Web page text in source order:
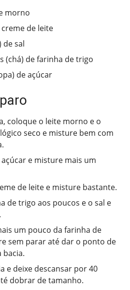
morno
de leite
de sal
(chá) de farinha de trigo
de açúcar
coloque o leite morno e o
seco e misture bem com
e misture mais um
de leite e misture bastante.
de trigo aos poucos e o sal e
um pouco da farinha de
sem parar até dar o ponto de
bacia.
e deixe descansar por 40
dobrar de tamanho.